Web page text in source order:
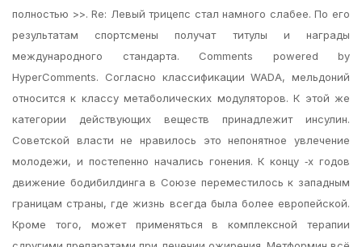
полностью >>. Re: Левый трицепс стал намного слабее. По его
результатам спортсмены получат титулы и награды
международного стандарта. Comments powered by
HyperComments. Согласно классификации WADA, мельдоний
относится к классу метаболических модуляторов. К этой же
категории действующих веществ принадлежит инсулин.
Советской власти не нравилось это непонятное увлечение
молодежи, и постепенно начались гонения. К концу ‑х годов
движение бодибилдинга в Союзе переместилось к западным
границам страны, где жизнь всегда была более европейской.
Кроме того, может применяться в комплексной терапии